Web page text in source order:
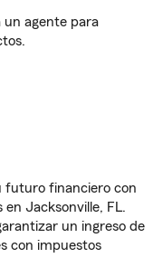
un agente para
futuro financiero con
en Jacksonville, FL.
un ingreso de
con impuestos